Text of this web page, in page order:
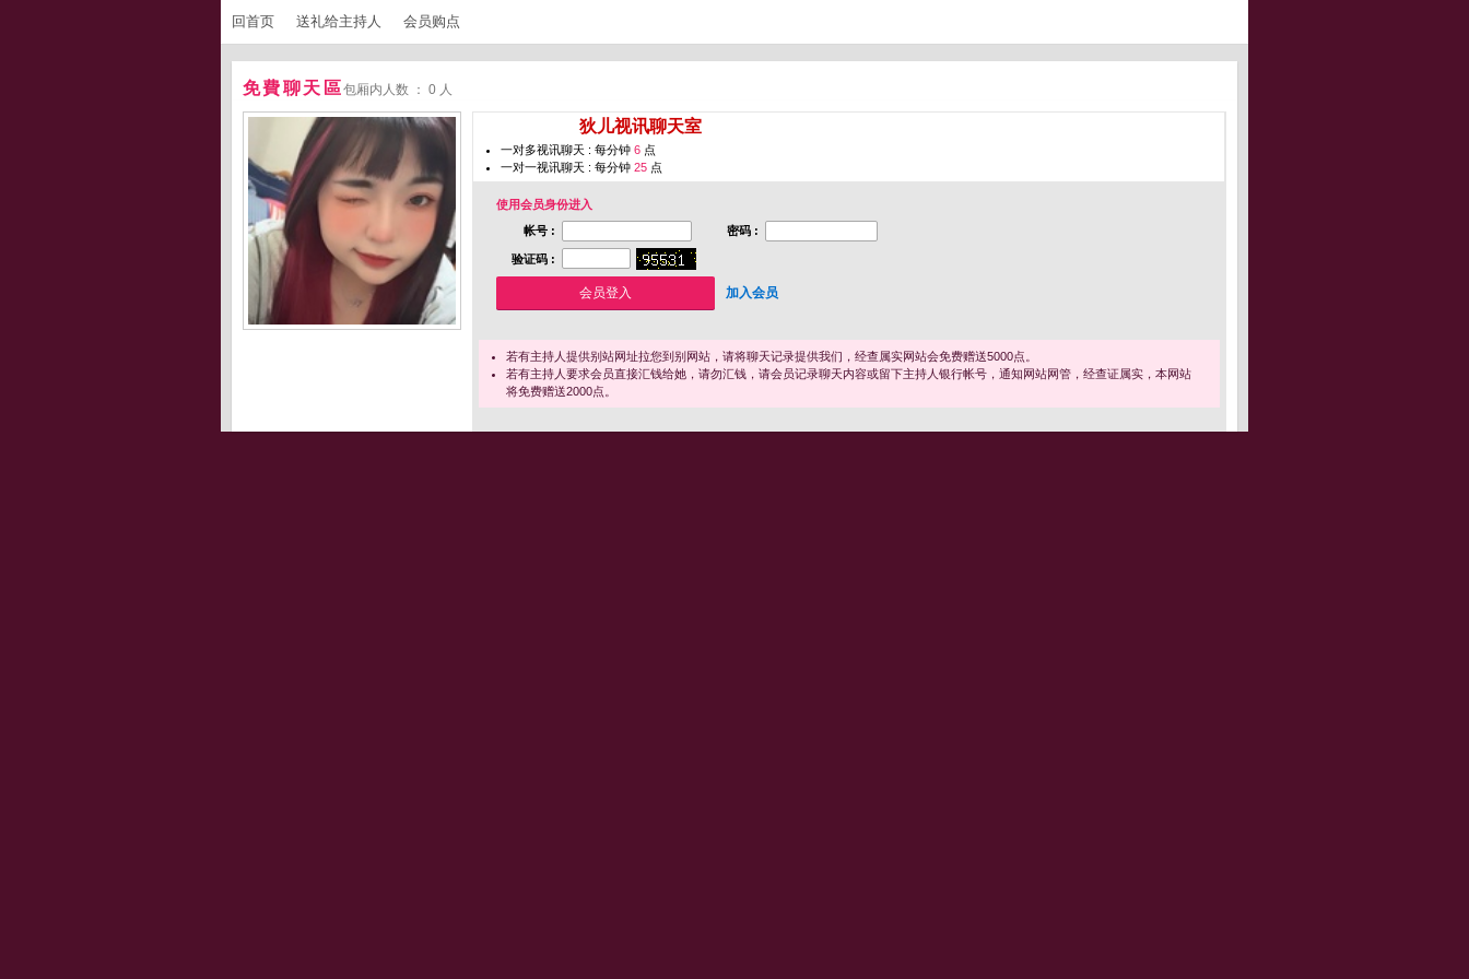
回首页 送礼给主持人 会员购点
免費聊天區包厢内人数 ： 0 人
狄儿视讯聊天室
一对多视讯聊天 : 每分钟 6 点
一对一视讯聊天 : 每分钟 25 点
使用会员身份进入
帐号 :
密码 :
验证码 :
加入会员
若有主持人提供别站网址拉您到别网站，请将聊天记录提供我们，经查属实网站会免费赠送5000点。
若有主持人要求会员直接汇钱给她，请勿汇钱，请会员记录聊天内容或留下主持人银行帐号，通知网站网管，经查证属实，本网站
将免费赠送2000点。